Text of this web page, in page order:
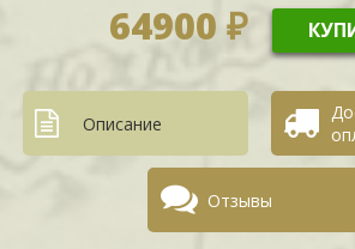
64900 ₽
Описание
Отзывы